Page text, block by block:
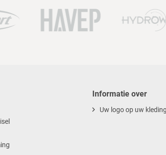
Informatie over
Uw logo op uw